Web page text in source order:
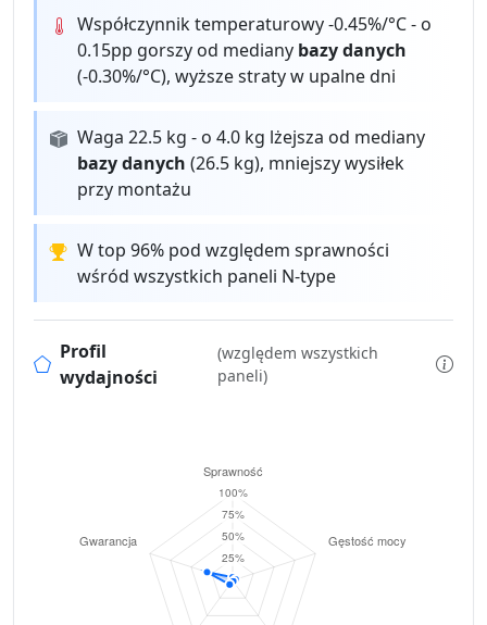
Współczynnik temperaturowy -0.45%/°C - o
0.15pp gorszy od mediany bazy danych
(-0.30%/°C), wyższe straty w upalne dni
Waga 22.5 kg - o 4.0 kg lżejsza od mediany
bazy danych (26.5 kg), mniejszy wysiłek
przy montażu
W top 96% pod względem sprawności
wśród wszystkich paneli N-type
Profil
wydajności
(względem wszystkich
paneli)